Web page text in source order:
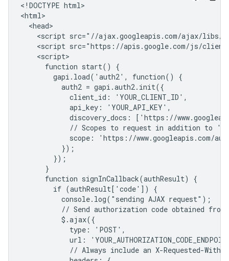
<!DOCTYPE html>
<html>
  <head>
<script src="//ajax.googleapis.com/ajax/libs/
<script src="https://apis.google.com/js/
    <script>
      function start() {
        gapi.load('auth2', function() {
          auth2 = gapi.auth2.init({
            client_id: 'YOUR_CLIENT_ID',
            api_key: 'YOUR_API_KEY',
discovery_docs: ['https://
// Scopes to request in addition to
scope: 'https://www.googleapis.com/
          });
        });
      }
      function signInCallback(authResult) {
        if (authResult['code']) {
          console.log("sending AJAX request");
// Send authorization code obtained
          $.ajax({
            type: 'POST',
url:
// Always include an X-Requested-With